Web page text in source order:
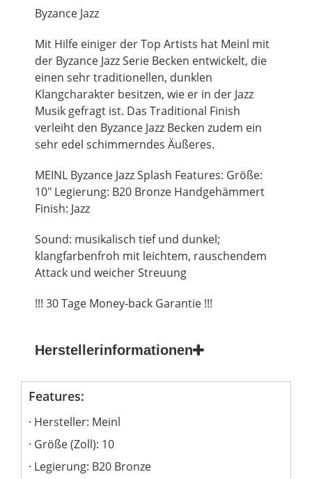
Byzance Jazz
Mit Hilfe einiger der Top Artists hat Meinl mit
der Byzance Jazz Serie Becken entwickelt, die
einen sehr traditionellen, dunklen
Klangcharakter besitzen, wie er in der Jazz
Musik gefragt ist. Das Traditional Finish
verleiht den Byzance Jazz Becken zudem ein
sehr edel schimmerndes Äußeres.
MEINL Byzance Jazz Splash Features: Größe:
10" Legierung: B20 Bronze Handgehämmert
Finish: Jazz
Sound: musikalisch tief und dunkel;
klangfarbenfroh mit leichtem, rauschendem
Attack und weicher Streuung
!!! 30 Tage Money-back Garantie !!!
Herstellerinformationen
Features:
Hersteller: Meinl
Größe (Zoll): 10
Legierung: B20 Bronze